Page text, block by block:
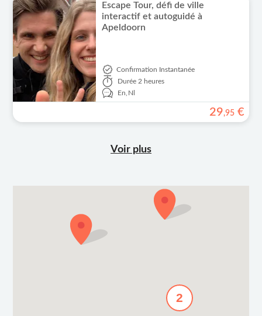
Escape Tour, défi de ville
interactif et autoguidé à
Apeldoorn
Confirmation Instantanée
Durée 2 heures
En,Nl
29,95 €
Voir plus
2